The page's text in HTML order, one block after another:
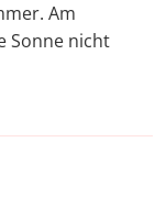
Am
Sonne nicht